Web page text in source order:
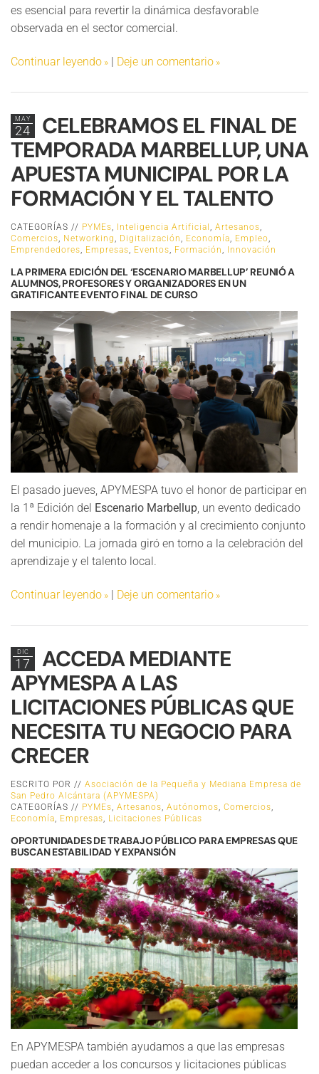
es esencial para revertir la dinámica desfavorable
observada en el sector comercial.
Continuar leyendo | Deje un comentario
MAY
24
CELEBRAMOS EL FINAL DE
TEMPORADA MARBELLUP, UNA
APUESTA MUNICIPAL POR LA
FORMACIÓN Y EL TALENTO
CATEGORÍAS // PYMEs, Inteligencia Artificial , Artesanos,
Comercios, Networking , Digitalización , Economía, Empleo,
Emprendedores, Empresas, Eventos, Formación , Innovación
LA PRIMERA EDICIÓN DEL ‘ESCENARIO MARBELLUP’ REUNIÓ A
ALUMNOS, PROFESORES Y ORGANIZADORES EN UN
GRATIFICANTE EVENTO FINAL DE CURSO
El pasado jueves, APYMESPA tuvo el honor de participar en
la 1ª Edición del Escenario Marbellup , un evento dedicado
a rendir homenaje a la formación y al crecimiento conjunto
del municipio. La jornada giró en torno a la celebración del
aprendizaje y el talento local.
Continuar leyendo | Deje un comentario
DIC
17
ACCEDA MEDIANTE
APYMESPA A LAS
LICITACIONES PÚBLICAS QUE
NECESITA TU NEGOCIO PARA
CRECER
ESCRITO POR // Asociación de la Pequeña y Mediana Empresa de
San Pedro Alcántara (APYMESPA)
CATEGORÍAS // PYMEs Artesanos Autónomos Comercios
Economía
Empresas Licitaciones Públicas
OPORTUNIDADES DE TRABAJO PÚBLICO PARA EMPRESAS QUE
BUSCAN ESTABILIDAD Y EXPANSIÓN
En APYMESPA también ayudamos a que las empresas
puedan acceder a los concursos y licitaciones públicas